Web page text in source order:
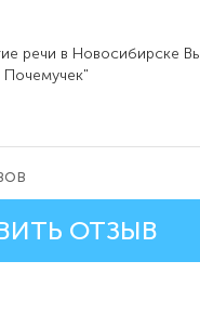
речи в Новосибирске
Почемучек"
ОТЗЫВ